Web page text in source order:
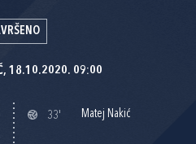
18.10.2020. 09:00
33' Matej Nakić